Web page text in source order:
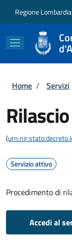
Regione Lombardia
Briciole
Home / Servizi
(
Servizio attivo
Procedimento di
Accedi al